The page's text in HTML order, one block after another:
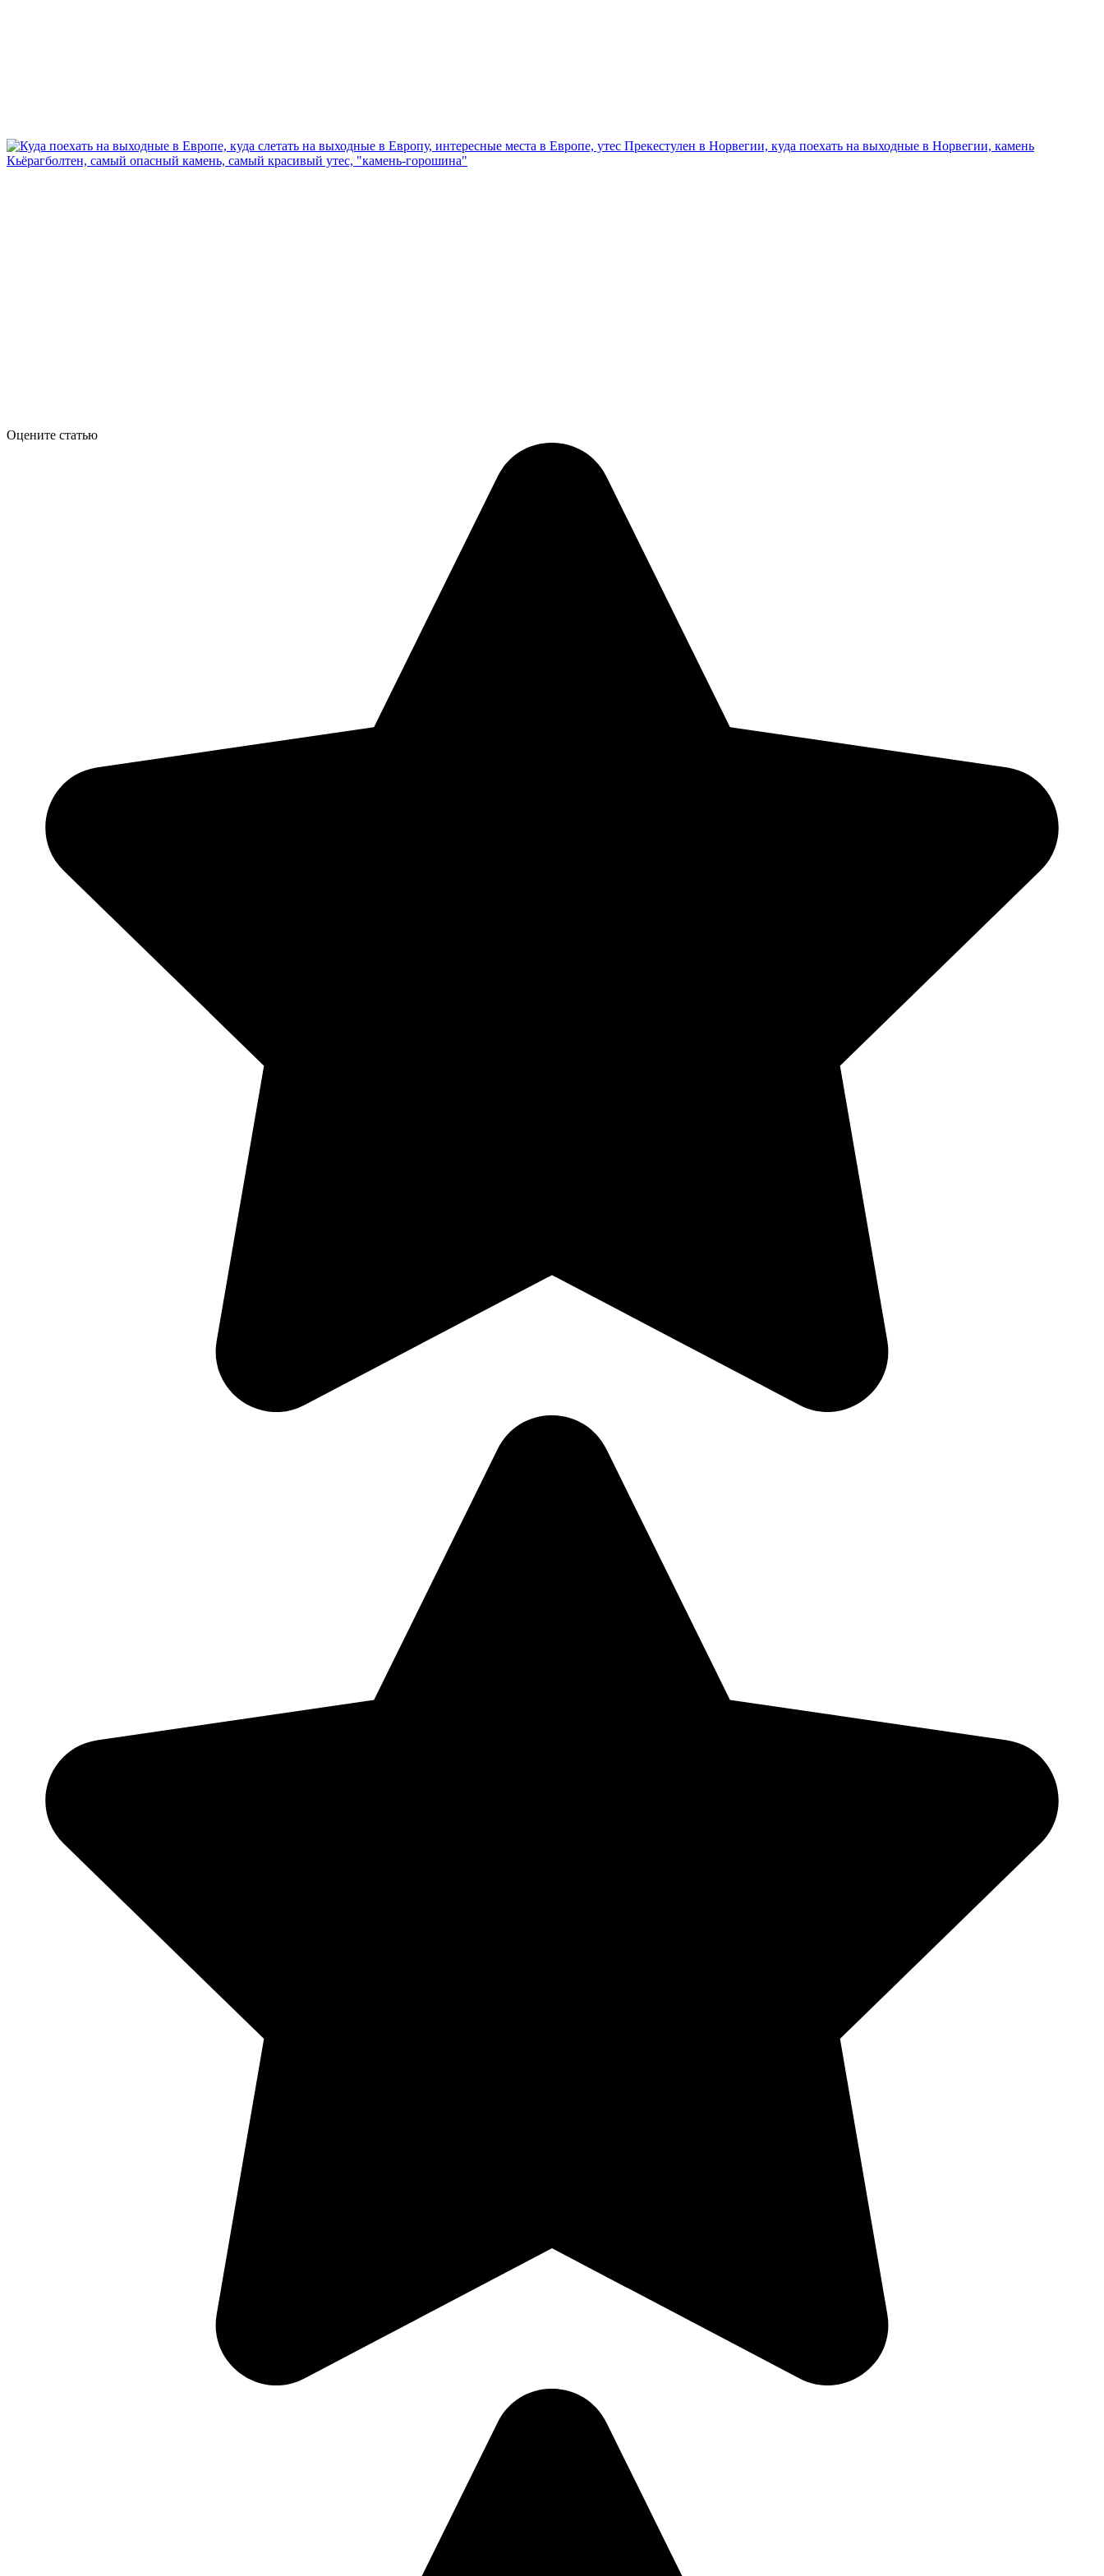
Оцените статью